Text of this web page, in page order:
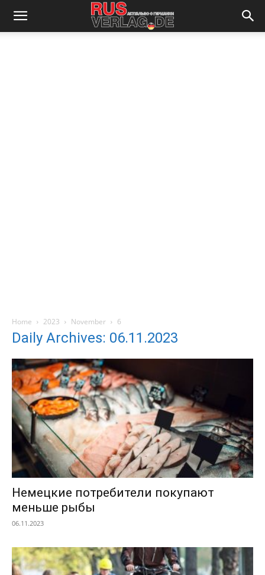
Home 2023 November 6
Daily Archives: 06.11.2023
Немецкие потребители покупают
меньше рыбы
06.11.2023